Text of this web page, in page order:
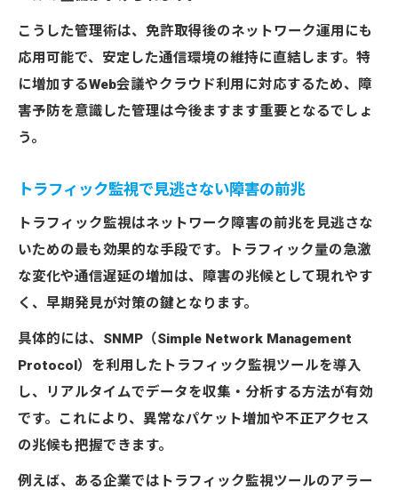
こうした管理術は、免許取得後のネットワーク運用にも
応用可能で、安定した通信環境の維持に直結します。特
に増加するWeb会議やクラウド利用に対応するため、障
害予防を意識した管理は今後ますます重要となるでしょ
う。
トラフィック監視で見逃さない障害の前兆
トラフィック監視はネットワーク障害の前兆を見逃さな
いための最も効果的な手段です。トラフィック量の急激
な変化や通信遅延の増加は、障害の兆候として現れやす
く、早期発見が対策の鍵となります。
具体的には、SNMP（Simple Network Management
Protocol）を利用したトラフィック監視ツールを導入
し、リアルタイムでデータを収集・分析する方法が有効
です。これにより、異常なパケット増加や不正アクセス
の兆候も把握できます。
例えば、ある企業ではトラフィック監視ツールのアラー